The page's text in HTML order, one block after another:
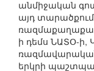
անմիջական
այդ
ի դեմս ՆԱՏՕ-ի,
երկրի